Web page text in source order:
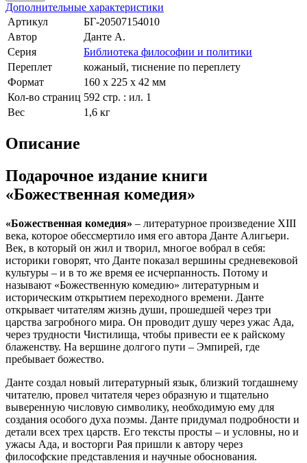
Дополнительные характеристики
Артикул
БГ-20507154010
Автор
Данте А.
Серия
Библиотека философии и политики
Переплет
кожаный, тиснение по переплету
Формат
160 х 225 х 42 мм
Кол-во страниц 592 стр. : ил. 1
Вес
1,6 кг
Описание
Подарочное издание книги
«Божественная комедия»
«Божественная комедия» – литературное произведение XIII
века, которое обессмертило имя его автора Данте Алигьери.
Век, в который он жил и творил, многое вобрал в себя:
историки говорят, что Данте показал вершины средневековой
культуры – и в то же время ее исчерпанность. Потому и
называют «Божественную комедию» литературным и
историческим открытием переходного времени. Данте
открывает читателям жизнь души, прошедшей через три
царства загробного мира. Он проводит душу через ужас Ада,
через трудности Чистилища, чтобы привести ее к райскому
блаженству. На вершине долгого пути – Эмпирей, где
пребывает божество.
Данте создал новый литературный язык, близкий тогдашнему
читателю, провел читателя через образную и тщательно
выверенную числовую символику, необходимую ему для
создания особого духа поэмы. Данте придумал подробности и
детали всех трех царств. Его тексты просты – и условны, но и
ужасы Ада, и восторги Рая пришли к автору через
философские представления и научные обоснования.